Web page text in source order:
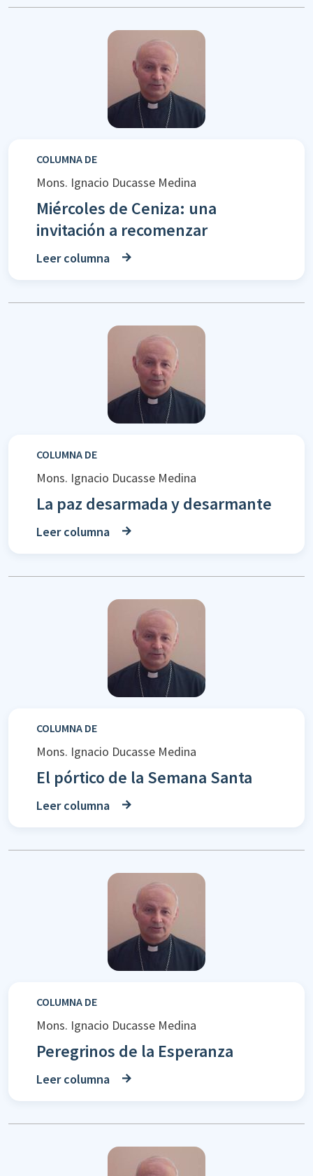
COLUMNA DE
Mons. Ignacio Ducasse Medina
Miércoles de Ceniza: una
invitación a recomenzar
Leer columna
COLUMNA DE
Mons. Ignacio Ducasse Medina
La paz desarmada y desarmante
Leer columna
COLUMNA DE
Mons. Ignacio Ducasse Medina
El pórtico de la Semana Santa
Leer columna
COLUMNA DE
Mons. Ignacio Ducasse Medina
Peregrinos de la Esperanza
Leer columna